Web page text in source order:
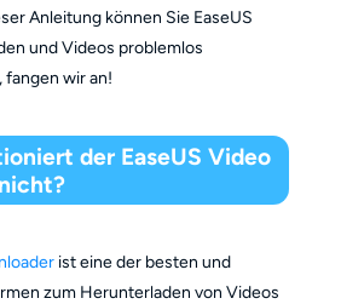
Anleitung können Sie EaseUS
und Videos problemlos
fangen wir an!
der EaseUS Video
ist eine der besten und
zum Herunterladen von Videos